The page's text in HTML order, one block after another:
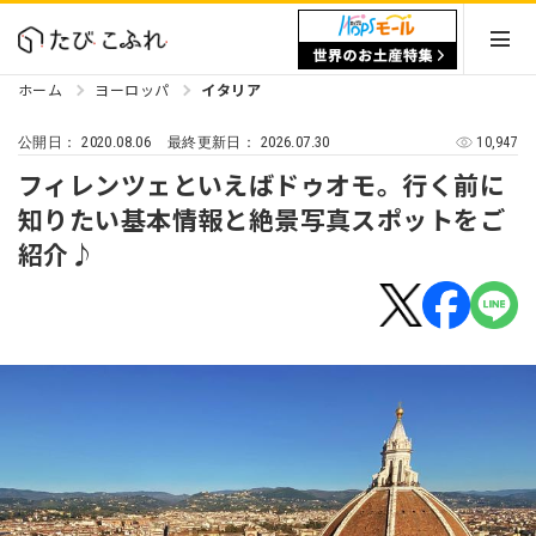
ホーム ヨーロッパ イタリア
公開日：2020.08.06 最終更新日： 2026.07.30 10,947
フィレンツェといえばドゥオモ。行く前に
知りたい基本情報と絶景写真スポットをご
紹介♪